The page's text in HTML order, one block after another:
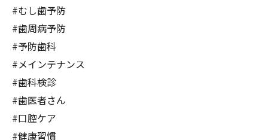
#むし歯予防
#歯周病予防
#予防歯科
#メインテナンス
#歯科検診
#歯医者さん
#口腔ケア
#健康習慣